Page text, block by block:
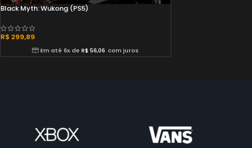
Black Myth: Wukong (PS5)
R$ 299,89
Em até 6x deR$ 56,06 com juros